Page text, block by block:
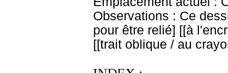
Observations : Ce
pour être relié] [[à
[[trait oblique / au